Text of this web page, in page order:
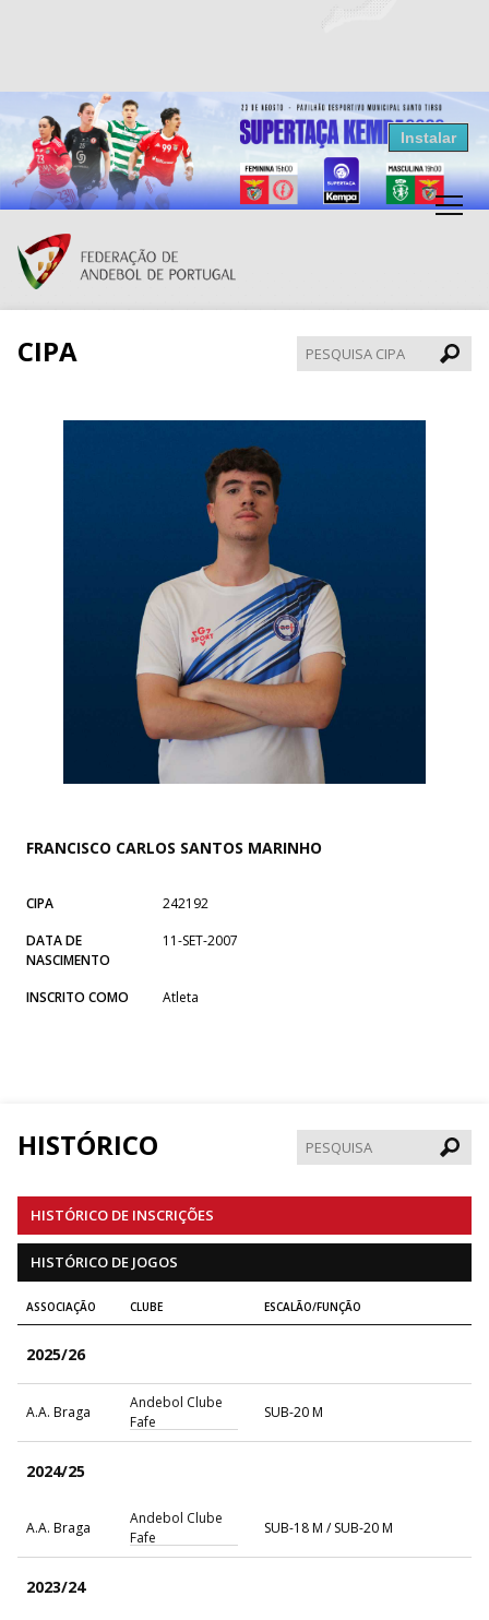
Resultados Andebol
Federação de Andebol de Portugal
Grátis - Disponivel na Play Store
Instalar
CIPA
CIPA
FRANCISCO CARLOS SANTOS MARINHO
CIPA
242192
DATA DE
NASCIMENTO
11-SET-2007
INSCRITO COMO Atleta
HISTÓRICO
HISTÓRICO DE INSCRIÇÕES
HISTÓRICO DE JOGOS
ASSOCIAÇÃO CLUBE ESCALÃO/FUNÇÃO
2025/26
A.A. Braga
Andebol Clube
Fafe
SUB-20 M
2024/25
A.A. Braga
Andebol Clube
Fafe
SUB-18 M / SUB-20 M
2023/24